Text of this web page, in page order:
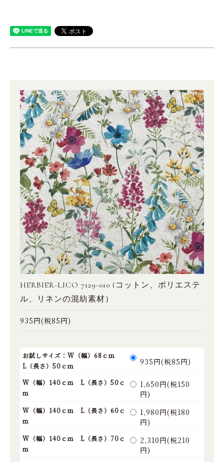
HERBIER-LICO 7129-010 (コットン、ポリエステ
ル、リネンの混紡素材）
935円(税85円)
お試しサイズ：W（幅）68ｃｍ
L（長さ）50ｃｍ
935円(税85円)
W（幅）140ｃｍ L（長さ）50ｃ
ｍ
1,650円(税150
円)
W（幅）140ｃｍ L（長さ）60ｃ
ｍ
1,980円(税180
円)
W（幅）140ｃｍ L（長さ）70ｃ
ｍ
2,310円(税210
円)